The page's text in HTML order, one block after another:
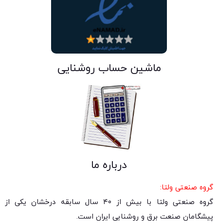
ماشین حساب روشنایی
درباره ما
گروه صنعتی ولتا:
گروه صنعتی ولتا با بیش از ۴۰ سال سابقه درخشان یکی از
پیشگامان صنعت برق و روشنایی ایران است.